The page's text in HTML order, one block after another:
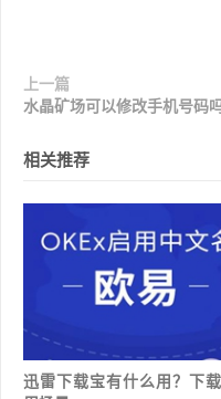
上一篇
水晶矿场可以修改手机号码
相关推荐
迅雷下载宝有什么用？下